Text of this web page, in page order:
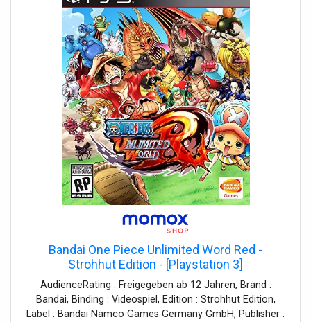
Bandai One Piece Unlimited Word Red -
Strohhut Edition - [Playstation 3]
AudienceRating : Freigegeben ab 12 Jahren, Brand :
Bandai, Binding : Videospiel, Edition : Strohhut Edition,
Label : Bandai Namco Games Germany GmbH, Publisher :